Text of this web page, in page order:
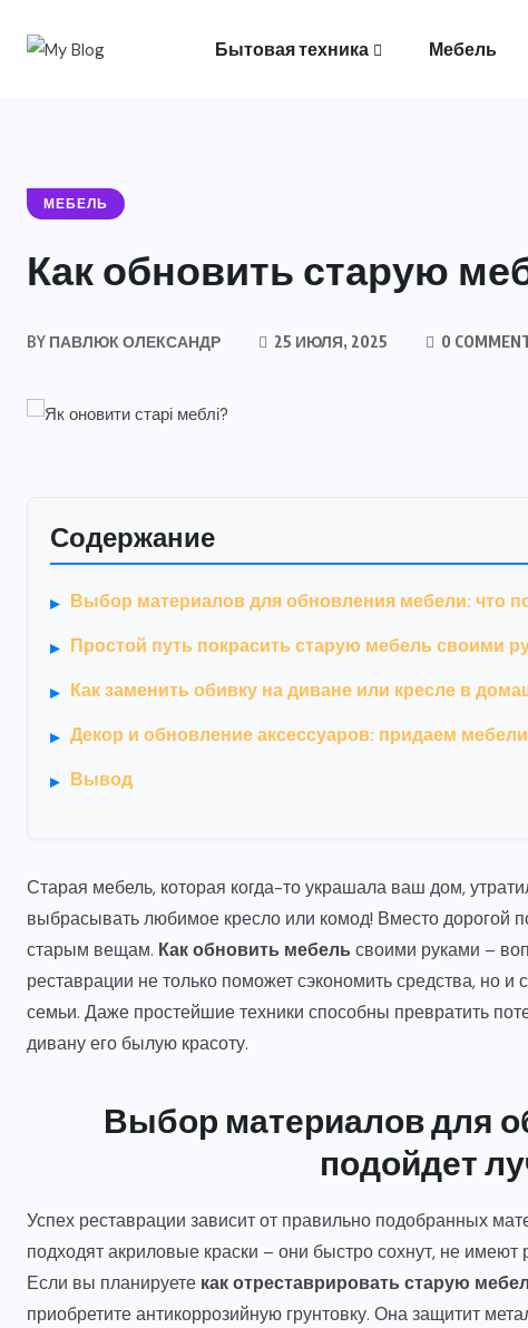
Бытовая техника Мебель
МЕБЕЛЬ
Как обновить старую
BY ПАВЛЮК ОЛЕКСАНДР 25 ИЮЛЯ, 2025 0
Содержание
Выбор материалов для обновления мебели: что
Простой путь покрасить старую мебель своими
Как заменить обивку на диване или кресле в
Декор и обновление аксессуаров: придаем
Вывод
Старая мебель, которая когда-то украшала ваш дом,
выбрасывать любимое кресло или комод! Вместо дорогой
старым вещам. Как обновить мебель своими руками –
реставрации не только поможет сэкономить средства, но
семьи. Даже простейшие техники способны превратить
дивану его былую красоту.
Выбор материалов для
подойдет
Успех реставрации зависит от правильно подобранных
подходят акриловые краски – они быстро сохнут, не
Если вы планируете как отреставрировать старую
приобретите антикоррозийную грунтовку. Она защитит